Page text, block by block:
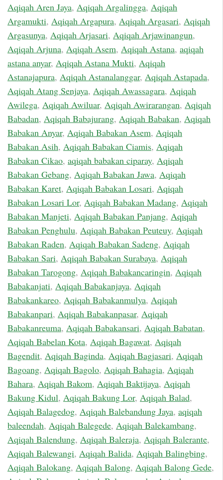
Aqiqah Aren Jaya, Aqiqah Argalingga, Aqiqah
Argamukti, Aqiqah Argapura, Aqiqah Argasari, Aqiqah
Argasunya, Aqiqah Arjasari, Aqiqah Arjawinangun,
Aqiqah Arjuna, Aqiqah Asem, Aqiqah Astana, aqiqah
astana anyar, Aqiqah Astana Mukti, Aqiqah
Astanajapura, Aqiqah Astanalanggar, Aqiqah Astapada,
Aqiqah Atang Senjaya, Aqiqah Awassagara, Aqiqah
Awilega, Aqiqah Awiluar, Aqiqah Awirarangan, Aqiqah
Babadan, Aqiqah Babajurang, Aqiqah Babakan, Aqiqah
Babakan Anyar, Aqiqah Babakan Asem, Aqiqah
Babakan Asih, Aqiqah Babakan Ciamis, Aqiqah
Babakan Cikao, aqiqah babakan ciparay, Aqiqah
Babakan Gebang, Aqiqah Babakan Jawa, Aqiqah
Babakan Karet, Aqiqah Babakan Losari, Aqiqah
Babakan Losari Lor, Aqiqah Babakan Madang, Aqiqah
Babakan Manjeti, Aqiqah Babakan Panjang, Aqiqah
Babakan Penghulu, Aqiqah Babakan Peuteuy, Aqiqah
Babakan Raden, Aqiqah Babakan Sadeng, Aqiqah
Babakan Sari, Aqiqah Babakan Surabaya, Aqiqah
Babakan Tarogong, Aqiqah Babakancaringin, Aqiqah
Babakanjati, Aqiqah Babakanjaya, Aqiqah
Babakankareo, Aqiqah Babakanmulya, Aqiqah
Babakanpari, Aqiqah Babakanpasar, Aqiqah
Babakanreuma, Aqiqah Babakansari, Aqiqah Babatan,
Aqiqah Babelan Kota, Aqiqah Bagawat, Aqiqah
Bagendit, Aqiqah Baginda, Aqiqah Bagjasari, Aqiqah
Bagoang, Aqiqah Bagolo, Aqiqah Bahagia, Aqiqah
Bahara, Aqiqah Bakom, Aqiqah Baktijaya, Aqiqah
Bakung Kidul, Aqiqah Bakung Lor, Aqiqah Balad,
Aqiqah Balagedog, Aqiqah Balebandung Jaya, aqiqah
baleendah, Aqiqah Balegede, Aqiqah Balekambang,
Aqiqah Balendung, Aqiqah Baleraja, Aqiqah Balerante,
Aqiqah Balewangi, Aqiqah Balida, Aqiqah Balingbing,
Aqiqah Balokang, Aqiqah Balong, Aqiqah Balong Gede,